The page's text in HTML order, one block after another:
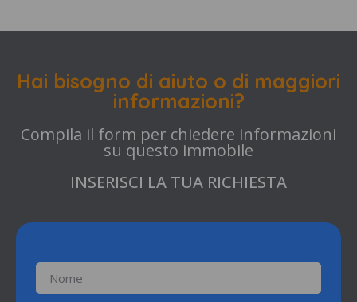
Hai bisogno di aiuto o di maggiori
informazioni?
Compila il form per chiedere informazioni
su questo immobile
INSERISCI LA TUA RICHIESTA